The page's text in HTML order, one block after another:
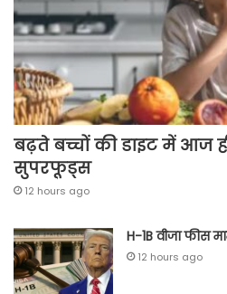
बढ़ते बच्चों की डाइट में आज
सुपरफूड्स
12 hours ago
H-1B वीजा फीस
12 hours ago